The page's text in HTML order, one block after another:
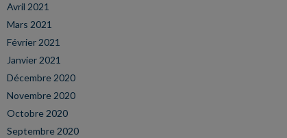
Avril 2021
Mars 2021
Février 2021
Janvier 2021
Décembre 2020
Novembre 2020
Octobre 2020
Septembre 2020